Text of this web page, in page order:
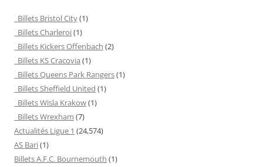
Billets Bristol City(1)
Billets Charleroi(1)
Billets Kickers Offenbach (2)
Billets KS Cracovia (1)
Billets Queens Park Rangers(1)
Billets Sheffield United (1)
Billets Wisla Krakow(1)
Billets Wrexham (7)
Actualités Ligue 1 (24,574)
AS Bari(1)
Billets A.F.C. Bournemouth (1)